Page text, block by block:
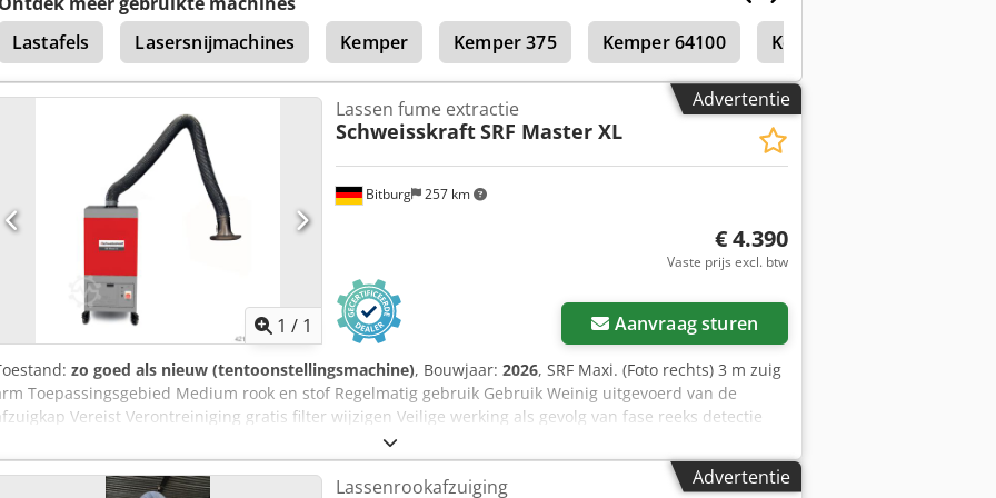
Max 950 m ³/h diameter extractie arm Ø 150 mm lengte extractie arm 2 m diameter zuig
aansluiting Ø 150 mm elektrische aansluiting 230 V / 50 Hz motor 1,1 kW geluidsdruk niveau 72 dB(A)
afmetingen (W x D x H) 705 x 655 x 900 m m-gewicht ca. 71 kg
Lastafels
Lasersnijmachines Kemper Kemper 375 Kemper 64100 Kemper Champion 375
Advertentie
1 / 1
Bitburg 257 km
Lassen fume extractie
SchweisskraftSRF Master XL
€ 4.390
Vaste prijs excl. btw
Aanvraag sturen
zo goed als nieuw (tentoonstellingsmachine), Bouwjaar: 2026, SRF Maxi. (Foto rechts) 3 m zuig
Toepassingsgebied Medium rook en stof Regelmatig gebruik Gebruik Weinig uitgevoerd van de
Vereist Verontreiniging gratis filter wijzigen Veilige werking als gevolg van fase reeks detectie
Hoog rendement als gevolg van de lange Levensduur van het filter Eigenschappen Veilige werking via het
op de filter Extractor kap 360 graden draaien en draaibare Automatische start/stop systeem
(optioneel) Verlichting van de werkplek (optioneel) Technische gegevens Procedure 2-speed Filter type
Advertentie
Lassenrookafzuiging